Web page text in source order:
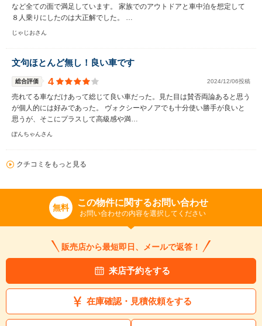
など全ての面で満足しています。 家族でのアウトドアと車中泊を想定して
８人乗りにしたのは大正解でした。 …
じゃじおさん
文句ほとんど無し！良い車です
総合評価 4 2024/12/06投稿
売れてる車なだけあって総じて良い車だった。見た目は賛否両論あると思う
が個人的には好みであった。 ヴォクシーやノアでも十分使い勝手が良いと
思うが、そこにプラスして高級感や満…
ぽんちゃんさん
クチコミをもっと見る
無料 この物件に関するお問い合わせ
お問い合わせの内容を選択してください
販売店から最短即日、メールで返答！
来店予約をする
在庫確認・見積依頼をする